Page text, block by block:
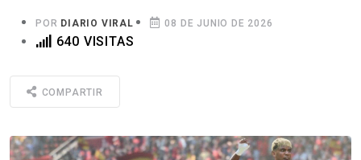
POR DIARIO VIRAL 08 DE JUNIO DE 2026
640 VISITAS
COMPARTIR